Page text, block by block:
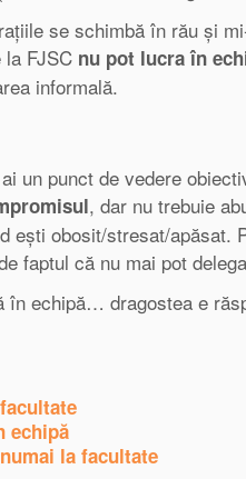
se schimbă în rău și
FJSC nu pot lucra în
informală.
un punct de vedere
, dar nu trebuie
ești obosit/stresat/apăsat.
faptul că nu mai pot
în echipă… dragostea e
echipă
la facultate